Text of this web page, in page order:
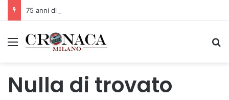
Menu
Nulla di trovato